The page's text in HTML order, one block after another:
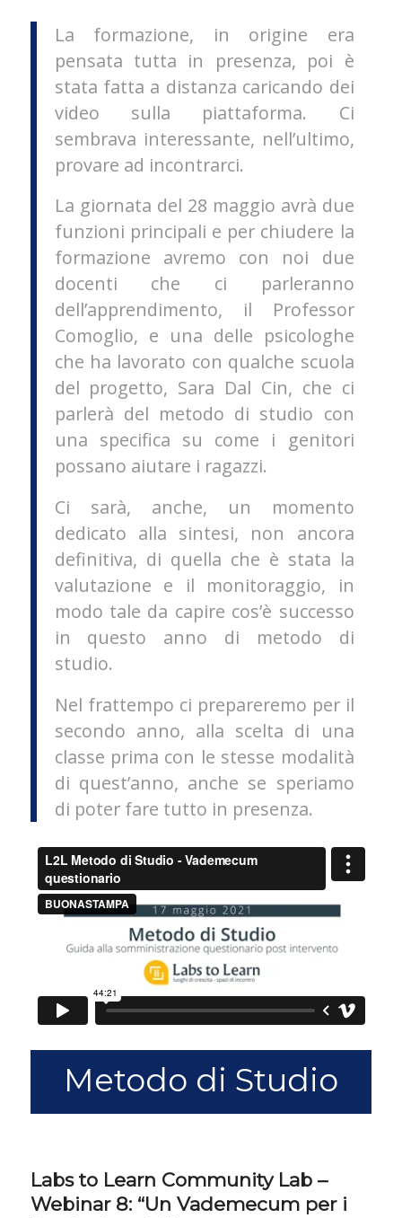
La formazione, in origine era
pensata tutta in presenza, poi è
stata fatta a distanza caricando dei
video sulla piattaforma. Ci
sembrava interessante, nell’ultimo,
provare ad incontrarci.
La giornata del 28 maggio avrà due
funzioni principali e per chiudere la
formazione avremo con noi due
docenti che ci parleranno
dell’apprendimento, il Professor
Comoglio, e una delle psicologhe
che ha lavorato con qualche scuola
del progetto, Sara Dal Cin, che ci
parlerà del metodo di studio con
una specifica su come i genitori
possano aiutare i ragazzi.
Ci sarà, anche, un momento
dedicato alla sintesi, non ancora
definitiva, di quella che è stata la
valutazione e il monitoraggio, in
modo tale da capire cos’è successo
in questo anno di metodo di
studio.
Nel frattempo ci prepareremo per il
secondo anno, alla scelta di una
classe prima con le stesse modalità
di quest’anno, anche se speriamo
di poter fare tutto in presenza.
Metodo di Studio
Labs to Learn Community Lab –
Webinar 8: “Un Vademecum per i